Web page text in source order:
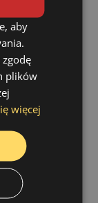
nosa i
mniej
jest
aby
plików
więcej